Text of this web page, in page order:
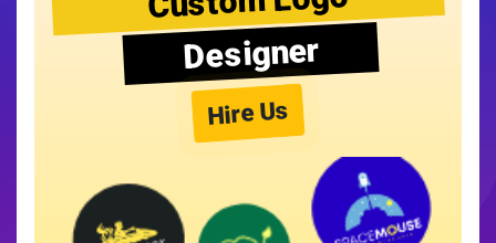
Designer
Hire Us